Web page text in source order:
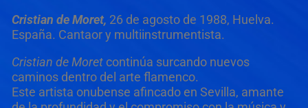
Cristian de Moret, 26 de agosto de 1988, Huelva.
España. Cantaor y multiinstrumentista.
Cristian de Moretcontinúa surcando nuevos
caminos dentro del arte flamenco.
Este artista onubense afincado en Sevilla, amante